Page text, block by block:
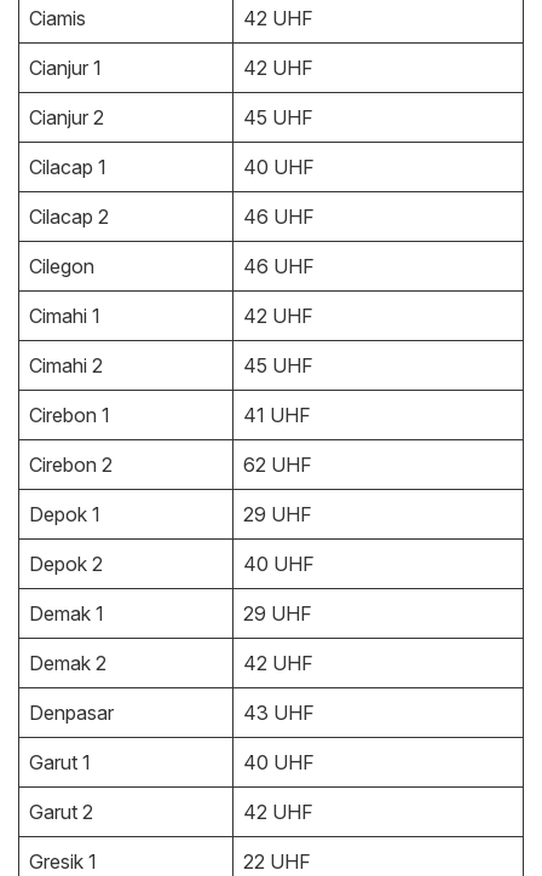
Ciamis 42 UHF
Cianjur 1 42 UHF
Cianjur 2 45 UHF
Cilacap 1 40 UHF
Cilacap 2 46 UHF
Cilegon 46 UHF
Cimahi 1 42 UHF
Cimahi 2 45 UHF
Cirebon 1 41 UHF
Cirebon 2 62 UHF
Depok 1 29 UHF
Depok 2 40 UHF
Demak 1 29 UHF
Demak 2 42 UHF
Denpasar 43 UHF
Garut 1 40 UHF
Garut 2 42 UHF
Gresik 1 22 UHF